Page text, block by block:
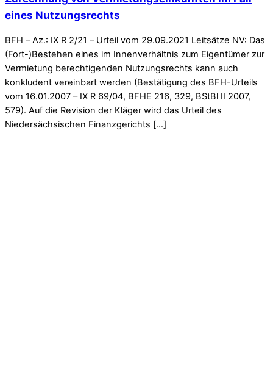
eines Nutzungsrechts
BFH – Az.: IX R 2/21 – Urteil vom 29.09.2021 Leitsätze NV: Das
(Fort-)Bestehen eines im Innenverhältnis zum Eigentümer zur
Vermietung berechtigenden Nutzungsrechts kann auch
konkludent vereinbart werden (Bestätigung des BFH-Urteils
vom 16.01.2007 – IX R 69/04, BFHE 216, 329, BStBl II 2007,
579). Auf die Revision der Kläger wird das Urteil des
Niedersächsischen Finanzgerichts […]